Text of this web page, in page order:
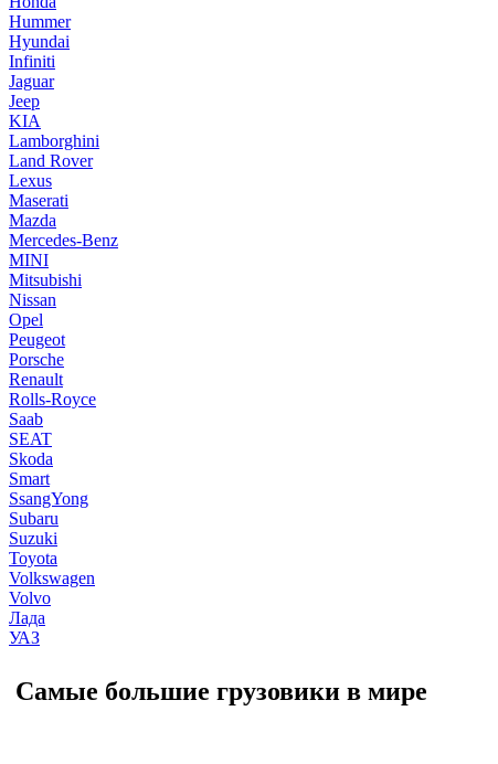
Hummer
Hyundai
Infiniti
Jaguar
Jeep
KIA
Lamborghini
Land Rover
Lexus
Maserati
Mazda
Mercedes-Benz
MINI
Mitsubishi
Nissan
Opel
Peugeot
Porsche
Renault
Rolls-Royce
Saab
SEAT
Skoda
Smart
SsangYong
Subaru
Suzuki
Toyota
Volkswagen
Volvo
Лада
УАЗ
Самые большие грузовики в мире